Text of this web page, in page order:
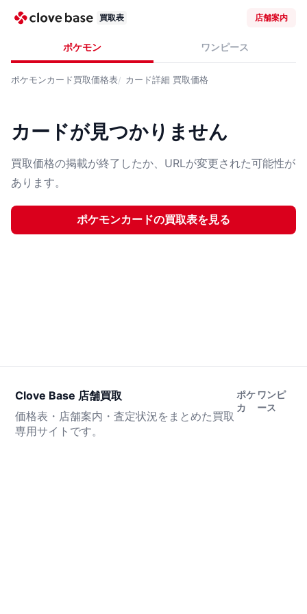
買取表 店舗案内
ポケモン ワンピース
ポケモンカード買取価格表 カード詳細 買取価格
カードが見つかりません
買取価格の掲載が終了したか、URLが変更された可能性が
あります。
ポケモンカードの買取表を見る
Clove Base 店舗買取
価格表・店舗案内・査定状況をまとめた買取
専用サイトです。
ポケ
カ
ワンピ
ース